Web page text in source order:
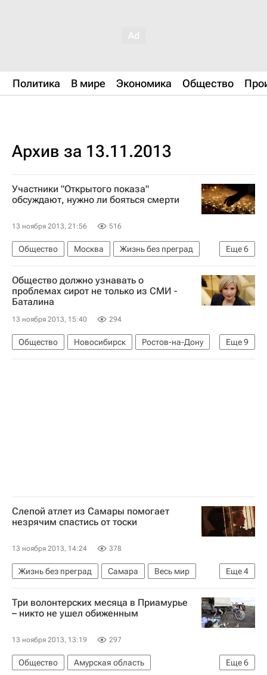
Политика В мире Экономика Общество
Архив за 13.11.2013
Участники "Открытого показа"
обсуждают, нужно ли бояться смерти
13 ноября 2013, 21:56 516
Еще6
Общество Москва
Жизнь без преград
Европа
Центральный ФО
Весь мир
РИА Новости
Здоровье Россия
Общество должно узнавать о
проблемах сирот не только из СМИ -
Баталина
13 ноября 2013, 15:40 294
Еще9
Общество Новосибирск
Ростов-на-Дону
Москва
Жизнь без преград
Европа
Слепой атлет из Самары помогает
незрячим спастись от тоски
13 ноября 2013, 14:24 378
Еще4
Жизнь без преград Самара
Весь мир
Европа
Самарская область
Приволжский ФО
Россия
Три волонтерских месяца в Приамурье
– никто не ушел обиженным
13 ноября 2013, 13:19 297
Еще6
Общество
Амурская область